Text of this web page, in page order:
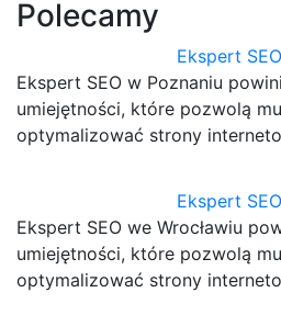
Polecamy
Ekspert
Ekspert SEO w Poznaniu
umiejętności, które pozwolą
optymalizować strony
Ekspert
Ekspert SEO we Wrocławiu
umiejętności, które pozwolą
optymalizować strony